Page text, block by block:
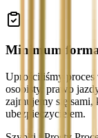
Minimum
Uprościliśmy
osobisty, prawo
zajmujemy się sami,
ubezpieczycielem.